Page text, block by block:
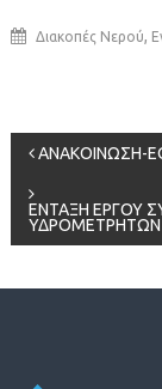
Διακοπές Νερού,
άρθρων
ΑΝΑΚΟΙΝΩΣΗ-
ΕΝΤΑΞΗ ΕΡΓΟΥ
ΥΔΡΟΜΕΤΡΗΤΩΝ